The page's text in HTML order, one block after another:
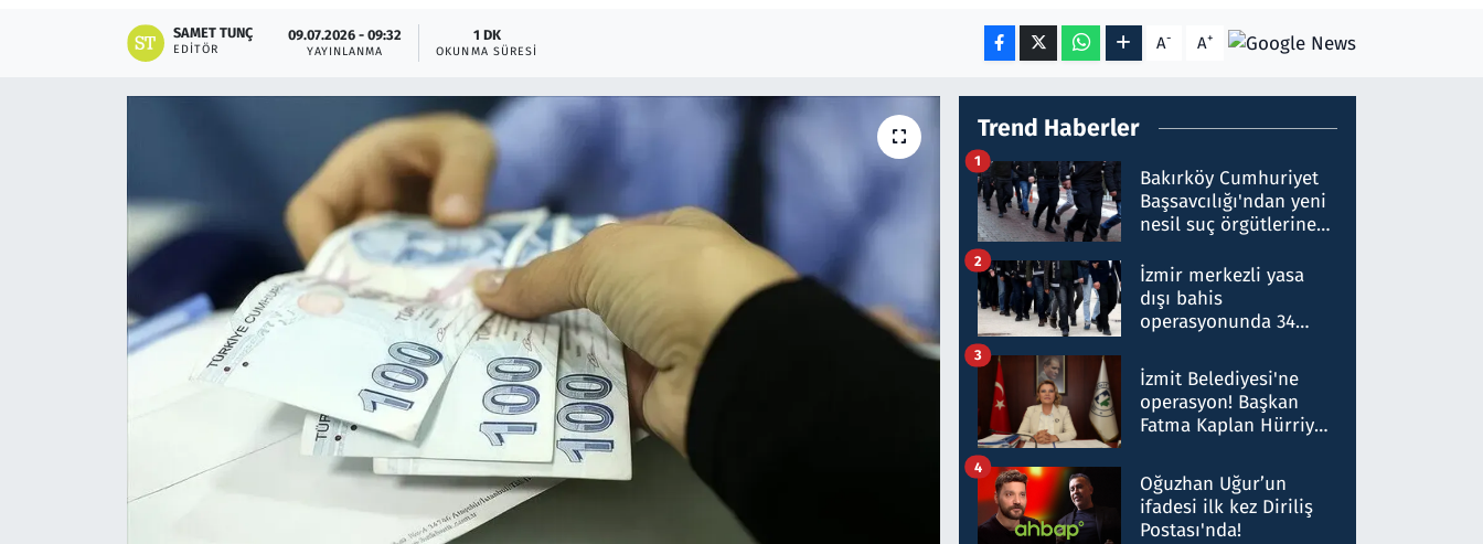
SAMET TUNÇ
EDITÖR
09.07.2026 - 09:32
YAYINLANMA
1 DK
OKUNMA SÜRESI A- A+
Trend Haberler
Bakırköy Cumhuriyet
Başsavcılığı'ndan yeni
nesil suç örgütlerine
hakkında gözaltı kararı
1
İzmir merkezli yasa
dışı bahis
operasyonunda 34
Milyar liralık para
trafiği tespit edildi
2
İzmit Belediyesi'ne
operasyon! Başkan
Fatma Kaplan Hürriyet
3
Oğuzhan Uğur’un
ifadesi ilk kez Diriliş
Postası'nda!
4
Televizyon